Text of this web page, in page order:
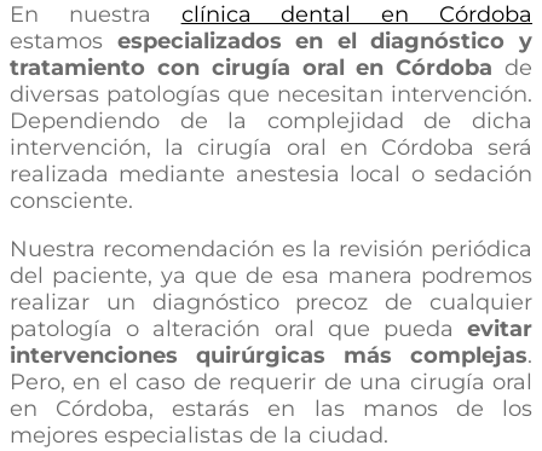
En nuestra clínica dental en Córdoba
estamos especializados en el diagnóstico y
tratamiento con cirugía oral en Córdoba de
diversas patologías que necesitan intervención.
Dependiendo de la complejidad de dicha
intervención, la cirugía oral en Córdoba será
realizada mediante anestesia local o sedación
consciente.
Nuestra recomendación es la revisión periódica
del paciente, ya que de esa manera podremos
realizar un diagnóstico precoz de cualquier
patología o alteración oral que pueda evitar
intervenciones quirúrgicas más complejas.
Pero, en el caso de requerir de una cirugía oral
en Córdoba, estarás en las manos de los
mejores especialistas de la ciudad.